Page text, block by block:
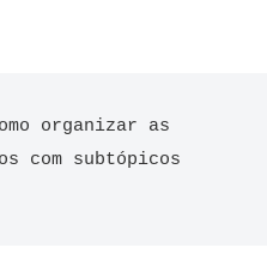
organizar as
com subtópicos